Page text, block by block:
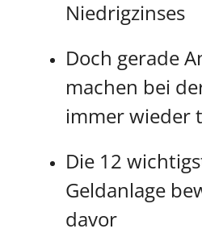
Niedrigzinses
Doch gerade
machen bei
immer wieder
Die 12
Geldanlage
davor